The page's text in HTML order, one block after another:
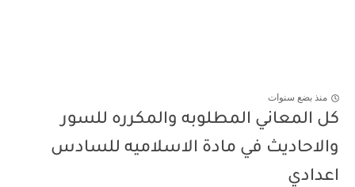
منذ بضع سنوات
كل المعاني المطلوبه والمكرره للسور
والاحاديث في مادة الاسلاميه للسادس
اعدادي